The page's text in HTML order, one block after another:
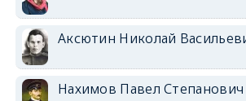
Аксютин Николай
Нахимов Павел Степанович